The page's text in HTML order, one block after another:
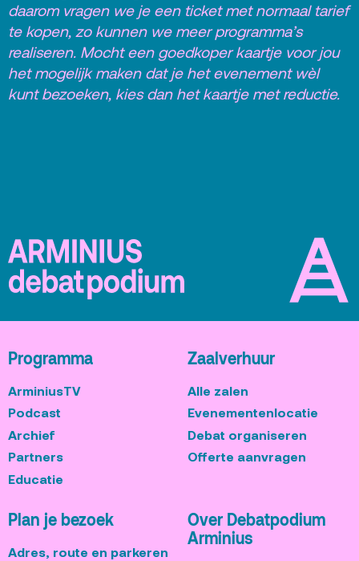
daarom vragen we je een ticket met normaal tarief
te kopen, zo kunnen we meer programma’s
realiseren. Mocht een goedkoper kaartje voor jou
het mogelijk maken dat je het evenement wèl
kunt bezoeken, kies dan het kaartje met reductie.
Programma
ArminiusTV
Podcast
Archief
Partners
Educatie
Zaalverhuur
Alle zalen
Evenementenlocatie
Debat organiseren
Offerte aanvragen
Plan je bezoek
Adres, route en parkeren
Over Debatpodium
Arminius